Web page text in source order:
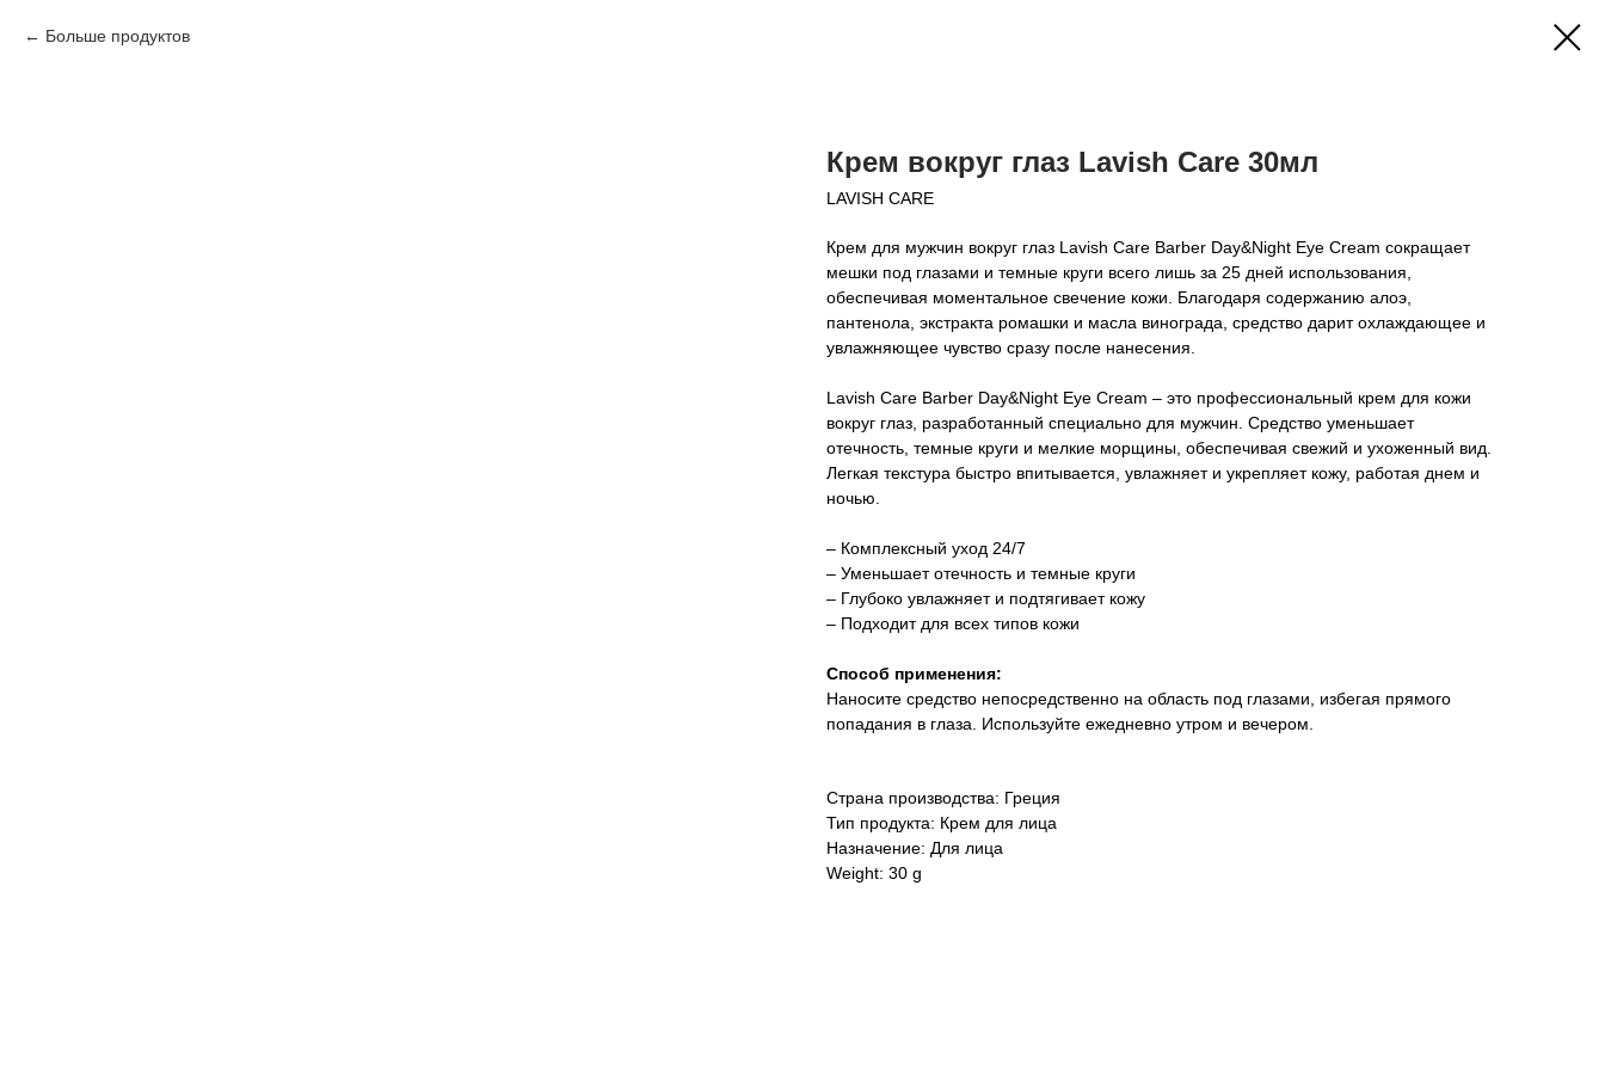
Больше продуктов
Крем вокруг глаз Lavish Care 30мл
LAVISH CARE
Крем для мужчин вокруг глаз Lavish Care Barber Day&Night Eye Cream сокращает
мешки под глазами и темные круги всего лишь за 25 дней использования,
обеспечивая моментальное свечение кожи. Благодаря содержанию алоэ,
пантенола, экстракта ромашки и масла винограда, средство дарит охлаждающее и
увлажняющее чувство сразу после нанесения.
Lavish Care Barber Day&Night Eye Cream – это профессиональный крем для кожи
вокруг глаз, разработанный специально для мужчин. Средство уменьшает
отечность, темные круги и мелкие морщины, обеспечивая свежий и ухоженный вид.
Легкая текстура быстро впитывается, увлажняет и укрепляет кожу, работая днем и
ночью.
– Комплексный уход 24/7
– Уменьшает отечность и темные круги
– Глубоко увлажняет и подтягивает кожу
– Подходит для всех типов кожи
Способ применения:
Наносите средство непосредственно на область под глазами, избегая прямого
попадания в глаза. Используйте ежедневно утром и вечером.
Страна производства: Греция
Тип продукта: Крем для лица
Назначение: Для лица
Weight: 30 g